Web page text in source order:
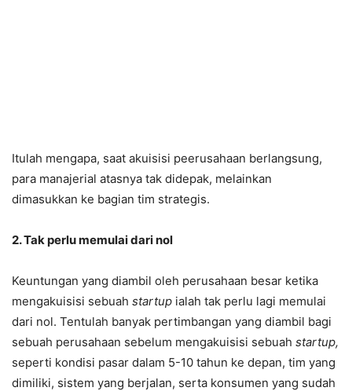
Itulah mengapa, saat akuisisi peerusahaan berlangsung,
para manajerial atasnya tak didepak, melainkan
dimasukkan ke bagian tim strategis.
2. Tak perlu memulai dari nol
Keuntungan yang diambil oleh perusahaan besar ketika
mengakuisisi sebuah startup ialah tak perlu lagi memulai
dari nol. Tentulah banyak pertimbangan yang diambil bagi
sebuah perusahaan sebelum mengakuisisi sebuah startup,
seperti kondisi pasar dalam 5-10 tahun ke depan, tim yang
dimiliki, sistem yang berjalan, serta konsumen yang sudah